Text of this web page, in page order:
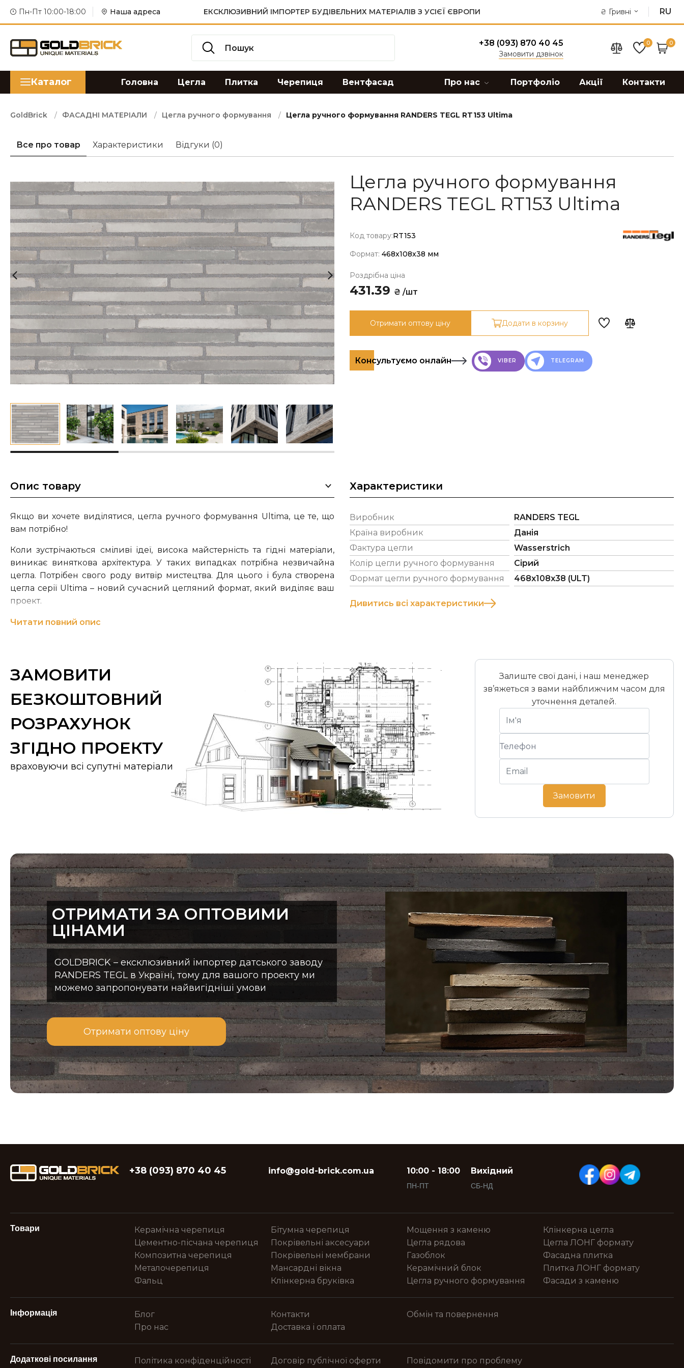
Пн-Пт 10:00-18:00 Наша адреса ЕКСКЛЮЗИВНИЙ ІМПОРТЕР БУДІВЕЛЬНИХ МАТЕРІАЛІВ З УСІЄЇ ЄВРОПИ ₴ Гривні RU
+38 (093) 870 40 45
Замовити дзвінок
0 0
Каталог Головна Цегла Плитка Черепиця Вентфасад Про нас Портфоліо Акції Контакти
GoldBrick ФАСАДНІ МАТЕРІАЛИ Цегла ручного формування Цегла ручного формування RANDERS TEGL RT153 Ultima
Все про товар Характеристики Відгуки (0)
Цегла ручного формування
RANDERS TEGL RT153 Ultima
Код товару:RT153
Формат: 468x108x38 мм
Роздрібна ціна
431.39 ₴ /шт
Отримати оптову ціну Додати в корзину
Консультуємо онлайн VIBER TELEGRAM
Опис товару
Якщо ви хочете виділятися, цегла ручного формування Ultima, це те, що
вам потрібно!
Коли зустрічаються сміливі ідеї, висока майстерність та гідні матеріали,
виникає виняткова архітектура. У таких випадках потрібна незвичайна
цегла. Потрібен свого роду витвір мистецтва. Для цього і була створена
цегла серії Ultima – новий сучасний цегляний формат, який виділяє ваш
проект.
Цегла ручного формування з серії Ultima є лінійкою цегли з водною
ексклюзивних проектів.
* Витрата цегли вказано з розрахунку рекомендованої товщини шва 12 мм.
Перший цегельний завод RANDERS TEGL був збудований у 1911 році в
Данії, його засновником Карл Пайпер. В даний час група Randers Tegl, як і
раніше, є сімейним бізнесом, яким керує молоде покоління Пайпер.
Їхня діяльність робить групу Randers Tegl одним з провідних виробників
цегли в Північній Європі з найбільшою потужністю та найширшим
асортиментом. Randers Tegl щиро цінуємо хорошу ручну роботу, і їхня
сучасна продукція є результатом багаторічного досвіду у виробництві
цегли. Виробництво цегли засноване на більш ніж 100-річному досвіді,
Читати повний опис
Характеристики
Виробник
RANDERS TEGL
Країна виробник
Данія
Фактура цегли
Wasserstrich
Колір цегли ручного формування
Сірий
Формат цегли ручного формування
468x108x38 (ULT)
Дивитись всі характеристики
ЗАМОВИТИ
БЕЗКОШТОВНИЙ
РОЗРАХУНОК
ЗГІДНО ПРОЕКТУ
враховуючи всі супутні матеріали
Залиште свої дані, і наш менеджер
зв’яжеться з вами найближчим часом для
уточнення деталей.
Замовити
ОТРИМАТИ ЗА ОПТОВИМИ
ЦІНАМИ
GOLDBRICK – ексклюзивний імпортер датського заводу
RANDERS TEGL в Україні, тому для вашого проекту ми
можемо запропонувати найвигідніші умови
Отримати оптову ціну
+38 (093) 870 40 45 info@gold-brick.com.ua 10:00 - 18:00
ПН-ПТ
Вихідний
СБ-НД
Товари
Керамічна черепиця
Цементно-пісчана черепиця
Композитна черепиця
Металочерепиця
Фальц
Бітумна черепиця
Покрівельні аксесуари
Покрівельні мембрани
Мансардні вікна
Клінкерна бруківка
Мощення з каменю
Цегла рядова
Газоблок
Керамічний блок
Цегла ручного формування
Клінкерна цегла
Цегла ЛОНГ формату
Фасадна плитка
Плитка ЛОНГ формату
Фасади з каменю
Інформація
Блог
Про нас
Контакти
Доставка і оплата
Обмін та повернення
Додаткові посилання Політика конфіденційності Договір публічної оферти Повідомити про проблему